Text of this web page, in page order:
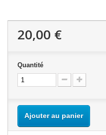
20,00 €
Quantité
Ajouter au panier